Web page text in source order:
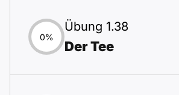
0%
Übung 1.38
Der Tee